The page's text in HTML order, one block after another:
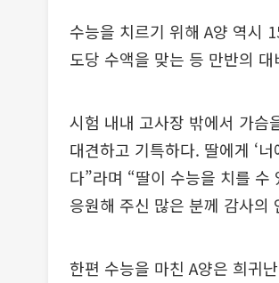
수능을 치르기 위해 A양 역시
도당 수액을 맞는 등 만반의
시험 내내 고사장 밖에서 가슴
대견하고 기특하다. 딸에게 ‘
다”라며 “딸이 수능을 치를
응원해 주신 많은 분께 감사의
한편 수능을 마친 A양은 희귀